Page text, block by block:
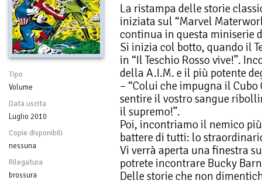
Tipo
Volume
Data uscita
Luglio 2010
Copie disponibili
nessuna
Rilegatura
brossura
La ristampa delle storie
iniziata sul “Marvel
continua in questa miniserie
Si inizia col botto, quando il
in “Il Teschio Rosso vive!”.
della A.I.M. e il più potente
– “Colui che impugna il Cubo
sentire il vostro sangue
il supremo!”.
Poi, incontriamo il nemico
battere di tutti: lo
Vi verrà aperta una finestra
potrete incontrare Bucky
Delle storie che non